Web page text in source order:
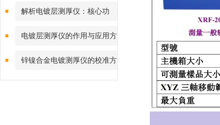
密协作的科技密码
解析电镀层测厚仪：核心功
能、行业应用与技术亮点
电镀层测厚仪的作用与应用方
向分析
锌镍合金电镀测厚仪的校准方
法与重要性